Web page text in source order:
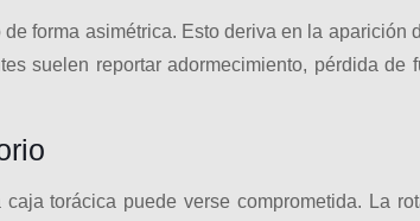
forma asimétrica. Esto deriva en la aparición
suelen reportar adormecimiento, pérdida
torácica puede verse comprometida. La